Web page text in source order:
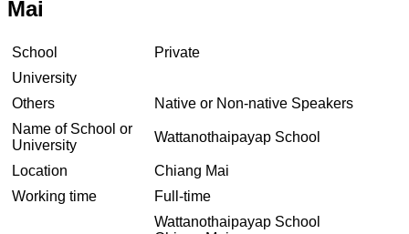
Mai
School
Private
University
Others
Native or Non-native Speakers
Name of School or
University
Wattanothaipayap School
Location
Chiang Mai
Working time
Full-time
Wattanothaipayap School